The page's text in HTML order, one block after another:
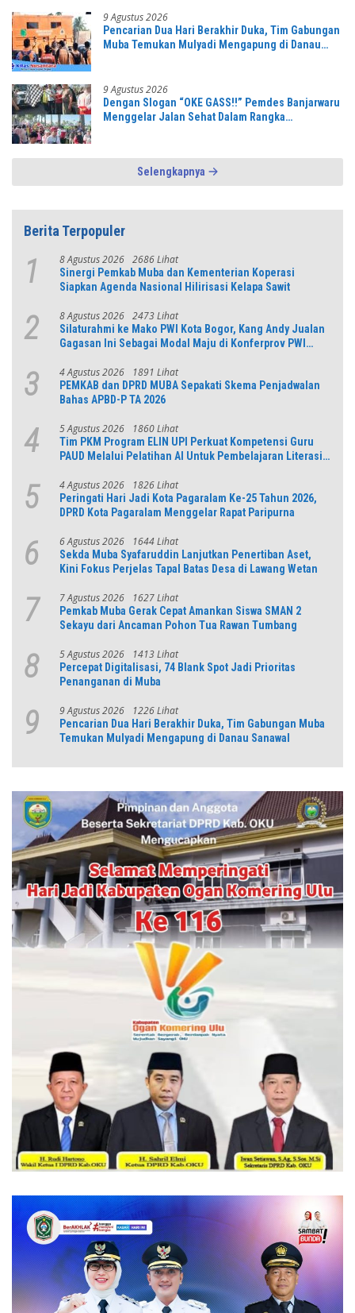
9 Agustus 2026
Pencarian Dua Hari Berakhir Duka, Tim Gabungan
Muba Temukan Mulyadi Mengapung di Danau
9 Agustus 2026
Dengan Slogan “OKE GASS!!” Pemdes Banjarwaru
Menggelar Jalan Sehat Dalam Rangka
Selengkapnya
Berita Terpopuler
1 8 Agustus 2026 2686 Lihat
Sinergi Pemkab Muba dan Kementerian Koperasi
Siapkan Agenda Nasional Hilirisasi Kelapa Sawit
2 8 Agustus 2026 2473 Lihat
Silaturahmi ke Mako PWI Kota Bogor, Kang Andy Jualan
Gagasan Ini Sebagai Modal Maju di Konferprov PWI
3 4 Agustus 2026 1891 Lihat
PEMKAB dan DPRD MUBA Sepakati Skema Penjadwalan
Bahas APBD-P TA 2026
4 5 Agustus 2026 1860 Lihat
Tim PKM Program ELIN UPI Perkuat Kompetensi Guru
PAUD Melalui Pelatihan AI Untuk Pembelajaran Literasi
5 4 Agustus 2026 1826 Lihat
Peringati Hari Jadi Kota Pagaralam Ke-25 Tahun 2026,
DPRD Kota Pagaralam Menggelar Rapat Paripurna
6 6 Agustus 2026 1644 Lihat
Sekda Muba Syafaruddin Lanjutkan Penertiban Aset,
Kini Fokus Perjelas Tapal Batas Desa di Lawang Wetan
7 7 Agustus 2026 1627 Lihat
Pemkab Muba Gerak Cepat Amankan Siswa SMAN 2
Sekayu dari Ancaman Pohon Tua Rawan Tumbang
8 5 Agustus 2026 1413 Lihat
Percepat Digitalisasi, 74 Blank Spot Jadi Prioritas
Penanganan di Muba
9 9 Agustus 2026 1226 Lihat
Pencarian Dua Hari Berakhir Duka, Tim Gabungan Muba
Temukan Mulyadi Mengapung di Danau Sanawal